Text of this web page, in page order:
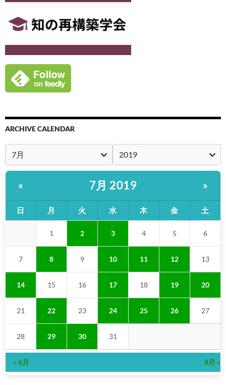
ARCHIVE CALENDAR
« 7月 2019 »
日 月 火 水 木 金 土
1 2 3 4 5 6
7 8 9 10 11 12 13
14 15 16 17 18 19 20
21 22 23 24 25 26 27
28 29 30 31
« 6月 8月 »